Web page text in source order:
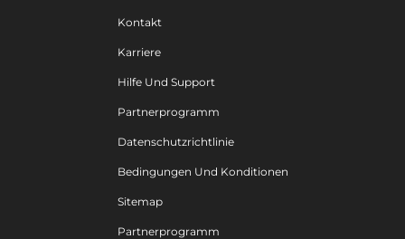
Kontakt
Karriere
Hilfe Und Support
Partnerprogramm
Datenschutzrichtlinie
Bedingungen Und Konditionen
Sitemap
Partnerprogramm